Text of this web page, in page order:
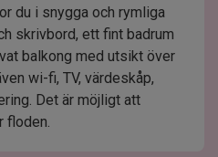
du i snygga och rymliga
skrivbord, ett fint badrum
balkong med utsikt över
wi-fi, TV, värdeskåp,
Det är möjligt att
floden.